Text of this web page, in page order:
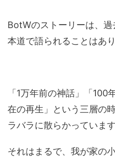
BotWのストーリーは、
本道で語られることはあり
「1万年前の神話」「100
在の再生」という三層の
ラバラに散らかっています
それはまるで、我が家の